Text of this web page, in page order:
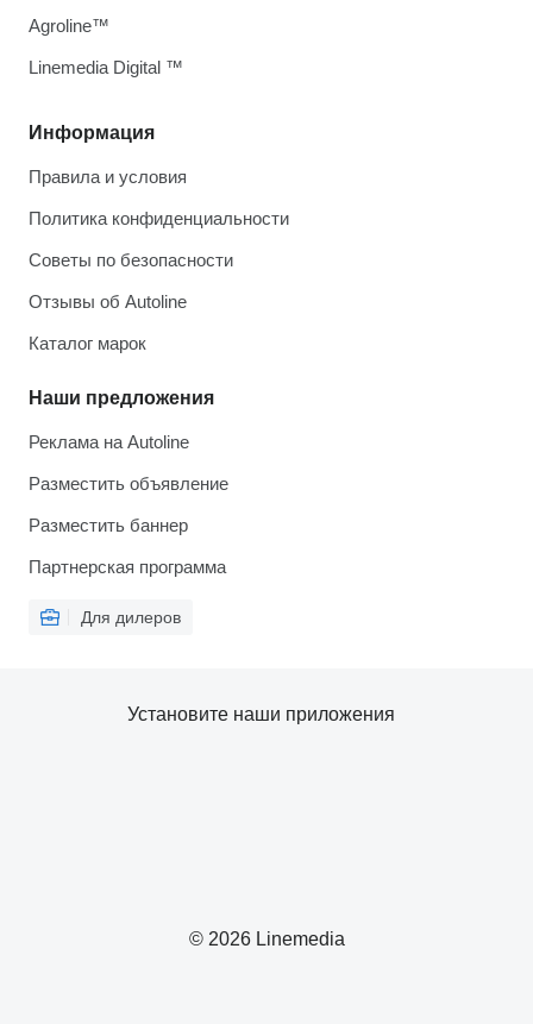
Информация
Правила и условия
Политика конфиденциальности
Советы по безопасности
Отзывы об Autoline
Каталог марок
Наши предложения
Реклама на Autoline
Разместить объявление
Разместить баннер
Партнерская программа
Для дилеров
Agroline™
Linemedia Digital ™
© 2026 Linemedia
Установите наши приложения